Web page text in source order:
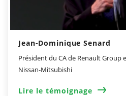
Jean-Dominique Senard
Président du CA de Renault Group
Nissan-Mitsubishi
Lire le témoignage